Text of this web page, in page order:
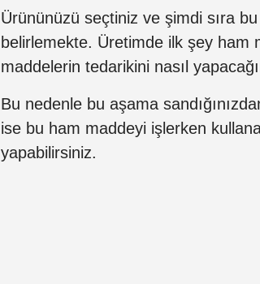
Ürününüzü seçtiniz ve şimdi sıra
belirlemekte. Üretimde ilk şey ham
maddelerin tedarikini nasıl
Bu nedenle bu aşama
ise bu ham maddeyi işlerken
yapabilirsiniz.